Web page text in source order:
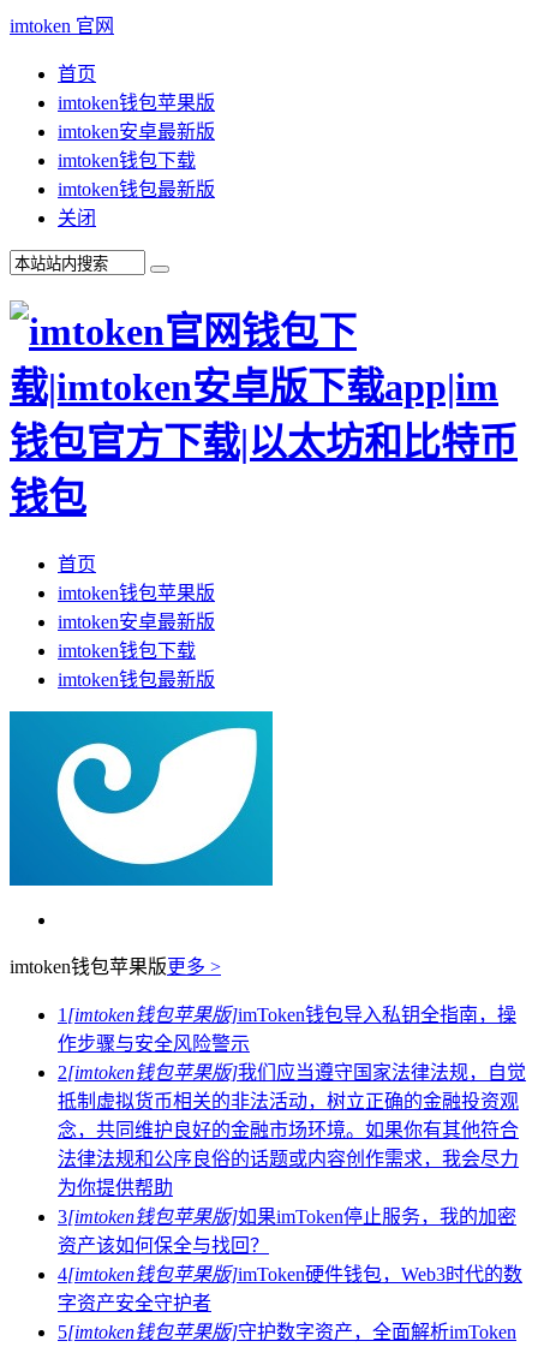
imtoken 官网
首页
imtoken钱包苹果版
imtoken安卓最新版
imtoken钱包下载
imtoken钱包最新版
关闭
首页
imtoken钱包苹果版
imtoken安卓最新版
imtoken钱包下载
imtoken钱包最新版
imtoken钱包苹果版更多 >
1 [imtoken钱包苹果版]imToken钱包导入私钥全指南，操
作步骤与安全风险警示
2[imtoken钱包苹果版]我们应当遵守国家法律法规，自觉
抵制虚拟货币相关的非法活动，树立正确的金融投资观
念，共同维护良好的金融市场环境。如果你有其他符合
法律法规和公序良俗的话题或内容创作需求，我会尽力
为你提供帮助
3[imtoken钱包苹果版]如果imToken停止服务，我的加密
资产该如何保全与找回？
4[imtoken钱包苹果版]imToken硬件钱包，Web3时代的数
字资产安全守护者
5[imtoken钱包苹果版]守护数字资产，全面解析imToken